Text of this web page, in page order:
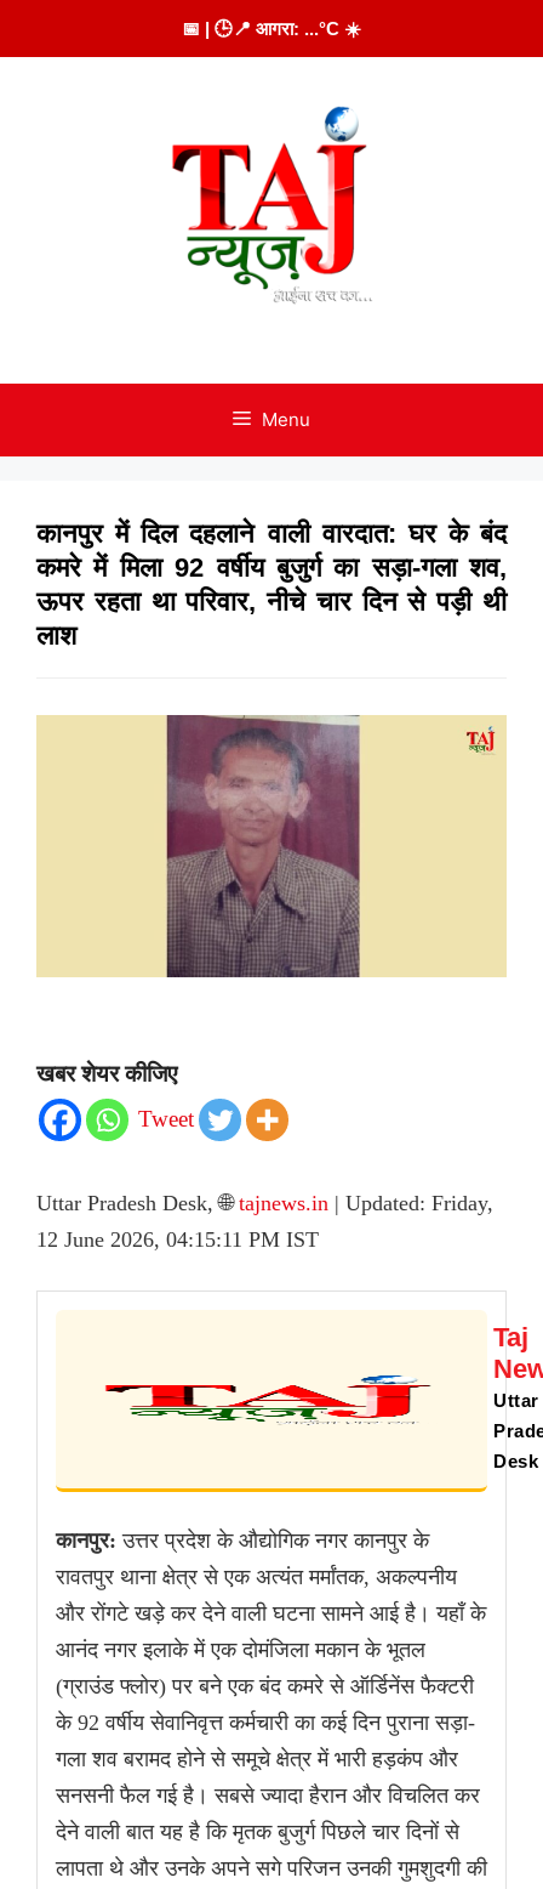
to
📅 | 🕒📍 आगरा: ...°C ☀️
Menu
कानपुर में दिल दहलाने वाली वारदात: घर के बंद
कमरे में मिला 92 वर्षीय बुजुर्ग का सड़ा-गला शव,
ऊपर रहता था परिवार, नीचे चार दिन से पड़ी थी
लाश
खबर शेयर कीजिए
Tweet
Uttar Pradesh Desk, 🌐tajnews.in | Updated: Friday,
12 June 2026, 04:15:11 PM IST
Taj
Uttar
Desk
कानपुर: उत्तर प्रदेश के औद्योगिक नगर कानपुर के
रावतपुर थाना क्षेत्र से एक अत्यंत मर्मांतक, अकल्पनीय
और रोंगटे खड़े कर देने वाली घटना सामने आई है। यहाँ के
आनंद नगर इलाके में एक दोमंजिला मकान के भूतल
(ग्राउंड फ्लोर) पर बने एक बंद कमरे से ऑर्डिनेंस फैक्टरी
के 92 वर्षीय सेवानिवृत्त कर्मचारी का कई दिन पुराना सड़ा-
गला शव बरामद होने से समूचे क्षेत्र में भारी हड़कंप और
सनसनी फैल गई है। सबसे ज्यादा हैरान और विचलित कर
देने वाली बात यह है कि मृतक बुजुर्ग पिछले चार दिनों से
लापता थे और उनके अपने सगे परिजन उनकी गुमशुदगी की